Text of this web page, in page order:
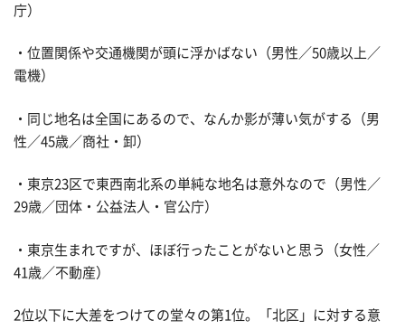
庁）
・位置関係や交通機関が頭に浮かばない（男性／50歳以上／
電機）
・同じ地名は全国にあるので、なんか影が薄い気がする（男
性／45歳／商社・卸）
・東京23区で東西南北系の単純な地名は意外なので（男性／
29歳／団体・公益法人・官公庁）
・東京生まれですが、ほぼ行ったことがないと思う（女性／
41歳／不動産）
2位以下に大差をつけての堂々の第1位。「北区」に対する意